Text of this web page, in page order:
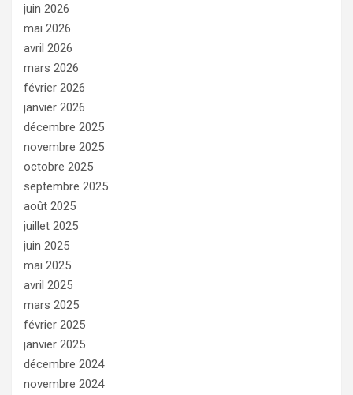
juin 2026
mai 2026
avril 2026
mars 2026
février 2026
janvier 2026
décembre 2025
novembre 2025
octobre 2025
septembre 2025
août 2025
juillet 2025
juin 2025
mai 2025
avril 2025
mars 2025
février 2025
janvier 2025
décembre 2024
novembre 2024